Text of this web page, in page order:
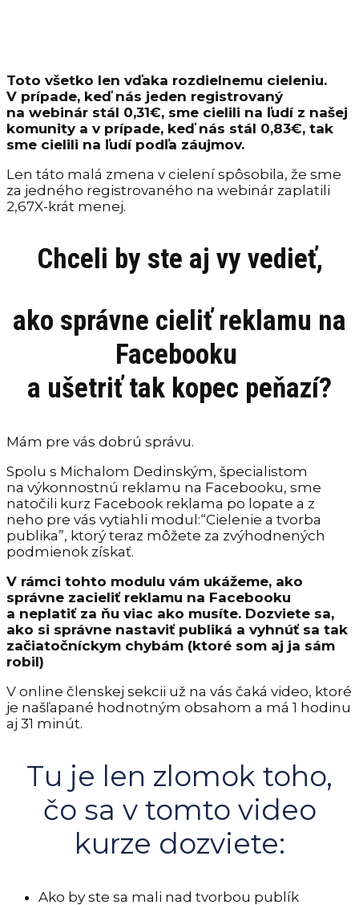
Toto všetko len vďaka rozdielnemu cieleniu.
V prípade, keď nás jeden registrovaný
na webinár stál 0,31€, sme cielili na ľudí z našej
komunity a v prípade, keď nás stál 0,83€, tak
sme cielili na ľudí podľa záujmov.
Len táto malá zmena v cielení spôsobila, že sme
za jedného registrovaného na webinár zaplatili
2,67X-krát menej.
Chceli by ste aj vy vedieť,
ako správne cieliť reklamu na
Facebooku
a ušetriťtak kopec peňazí?
Mám pre vás dobrú správu.
Spolu s Michalom Dedinským, špecialistom
na výkonnostnú reklamu na Facebooku, sme
natočili kurz Facebook reklama po lopate a z
neho pre vás vytiahli modul:“Cielenie a tvorba
publika”, ktorý teraz môžete za zvýhodnených
podmienok získať.
V rámci tohto modulu vám ukážeme, ako
správne zacieliť reklamu na Facebooku
a neplatiť za ňu viac ako musíte. Dozviete sa,
ako si správne nastaviť publiká a vyhnúť sa tak
začiatočníckym chybám (ktoré som aj ja sám
robil)
V online členskej sekcii už na vás čaká video, ktoré
je našľapané hodnotným obsahom a má 1 hodinu
aj 31 minút.
Tu je len zlomok toho,
čo sa v tomto video
kurze dozviete:
Ako by ste sa mali nad tvorbou publík